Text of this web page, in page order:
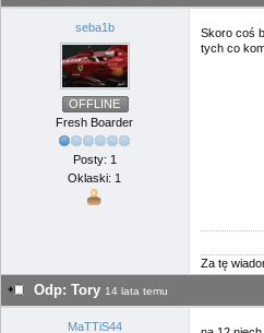
seba1b
OFFLINE
Fresh Boarder
Posty: 1
Oklaski: 1
Skoro coś
tych co
Za tę
Odp: Tory 14 lata temu
MaTTiS44